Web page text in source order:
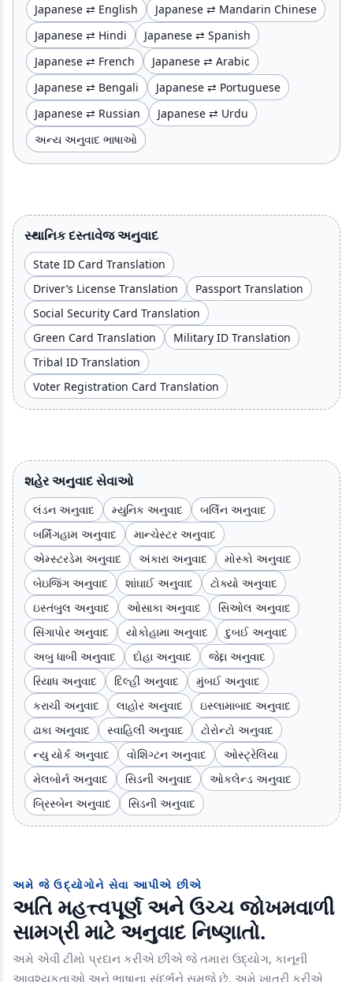
Japanese ⇄ English
Japanese ⇄ Mandarin Chinese
Japanese ⇄ Hindi
Japanese ⇄ Spanish
Japanese ⇄ French
Japanese ⇄ Arabic
Japanese ⇄ Bengali
Japanese ⇄ Portuguese
Japanese ⇄ Russian
Japanese ⇄ Urdu
અન્ય અનુવાદ ભાષાઓ
સ્થાનિક દસ્તાવેજ અનુવાદ
State ID Card Translation
Driver’s License Translation
Passport Translation
Social Security Card Translation
Green Card Translation
Military ID Translation
Tribal ID Translation
Voter Registration Card Translation
શહેર અનુવાદ સેવાઓ
લંડન અનુવાદ મ્યુનિક અનુવાદ
બર્લિન અનુવાદ
બર્મિંગહામ અનુવાદ
માન્ચેસ્ટર અનુવાદ
એમ્સ્ટરડેમ અનુવાદ
અંકારા અનુવાદ
મોસ્કો અનુવાદ
બેઇજિંગ અનુવાદ
શાંઘાઈ અનુવાદ
ટોક્યો અનુવાદ
ઇસ્તંબુલ અનુવાદ
ઓસાકા અનુવાદ
સિઓલ અનુવાદ
સિંગાપોર અનુવાદ
યોકોહામા અનુવાદ
દુબઈ અનુવાદ
અબુ ધાબી અનુવાદ
દોહા અનુવાદ
જેદ્દા અનુવાદ
રિયાધ અનુવાદ
દિલ્હી અનુવાદ
મુંબઈ અનુવાદ
કરાચી અનુવાદ
લાહોર અનુવાદ
ઇસ્લામાબાદ અનુવાદ
ઢાકા અનુવાદ
સ્વાહિલી અનુવાદ
ટોરોન્ટો અનુવાદ
ન્યુ યોર્ક અનુવાદ
વોશિંગ્ટન અનુવાદ
ઓસ્ટ્રેલિયા
મેલબોર્ન અનુવાદ
સિડની અનુવાદ
ઓકલેન્ડ અનુવાદ
બ્રિસ્બેન અનુવાદ
સિડની અનુવાદ
અમે જે ઉદ્યોગોને સેવા આપીએ છીએ
અતિ મહત્ત્વપૂર્ણ અને ઉચ્ચ જોખમવાળી
સામગ્રી માટે અનુવાદ નિષ્ણાતો.
અમે એવી ટીમો પ્રદાન કરીએ છીએ જે તમારા ઉદ્યોગ, કાનૂની
આવશ્યકતાઓ અને ભાષાના સંદર્ભને સમજે છે. અમે ખાતરી કરીએ